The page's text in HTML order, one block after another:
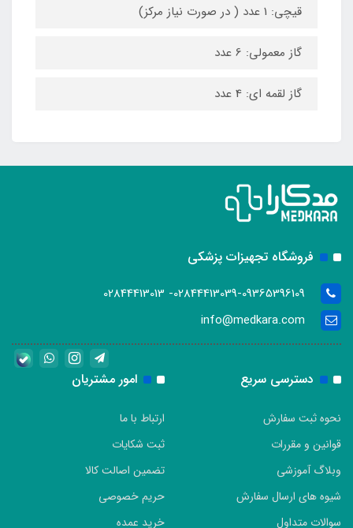
قیچی: 1 عدد ( در صورت نیاز مرکز)
گاز معمولی: 6 عدد
گاز لقمه ای: 4 عدد
فروشگاه تجهیزات پزشکی
02844413039-09365396109- 02844413013
info@medkara.com
دسترسی سریع
نحوه ثبت سفارش
قوانین و مقررات
وبلاگ آموزشی
شیوه های ارسال سفارش
سوالات متداول
امور مشتریان
ارتباط با ما
ثبت شکایات
تضمین اصالت کالا
حریم خصوصی
خرید عمده